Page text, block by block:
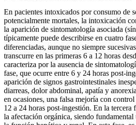
En pacientes intoxicados por consumo de
potencialmente mortales, la intoxicación
la aparición de sintomatología asociada
típicamente puede describirse en cuatro
diferenciadas, aunque no siempre
transcurre en las primeras 6 a 12 horas
caracteriza por la ausencia de
fase, que ocurre entre 6 y 24 horas post-
aparición de signos gastrointestinales
diarreas, dolor abdominal, apatía y
en ocasiones, una falsa mejoría con
12 a 24 horas post-ingestión. En la tercera
la afectación orgánica, siendo